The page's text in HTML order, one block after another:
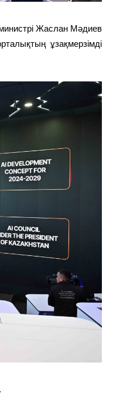
Жаслан Мәдиев
ұзақмерзімді